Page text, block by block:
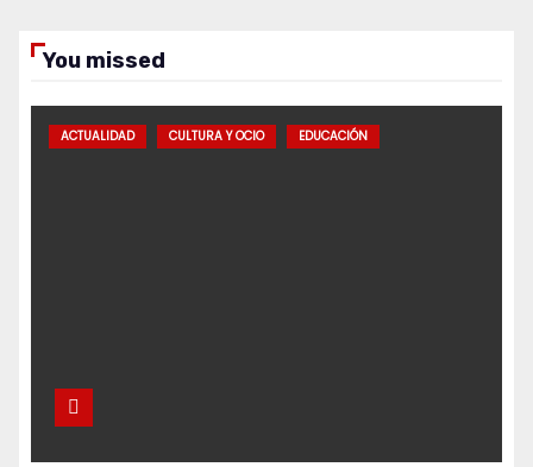
You missed
ACTUALIDAD CULTURA Y OCIO EDUCACIÓN